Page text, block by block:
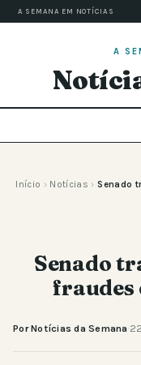
A SEMANA EM NOTÍCIAS
A
Início › Notícias › Senado
Senado
fraudes
Por Notícias da Semana·